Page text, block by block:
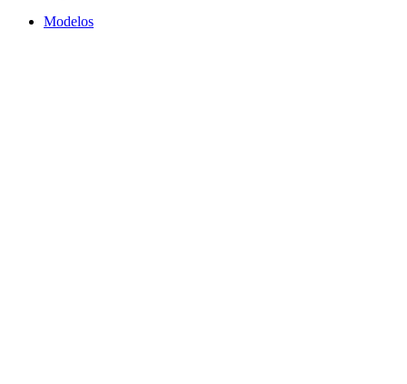
Modelos